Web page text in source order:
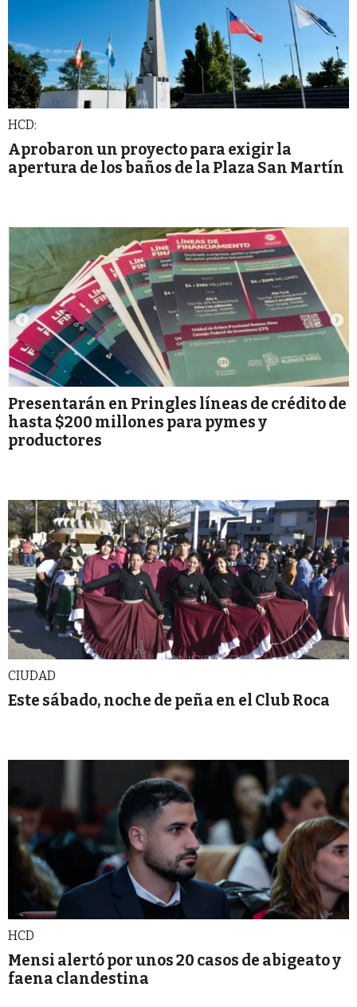
HCD:
Aprobaron un proyecto para exigir la
apertura de los baños de la Plaza San Martín
Presentarán en Pringles líneas de crédito de
hasta $200 millones para pymes y
productores
CIUDAD
Este sábado, noche de peña en el Club Roca
HCD
Mensi alertó por unos 20 casos de abigeato y
faena clandestina